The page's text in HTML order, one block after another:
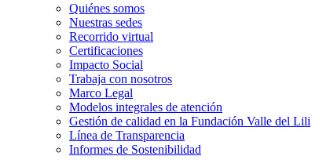
Quiénes somos
Nuestras sedes
Recorrido virtual
Certificaciones
Impacto Social
Trabaja con nosotros
Marco Legal
Modelos integrales de atención
Gestión de calidad en la Fundación Valle del Lili
Línea de Transparencia
Informes de Sostenibilidad